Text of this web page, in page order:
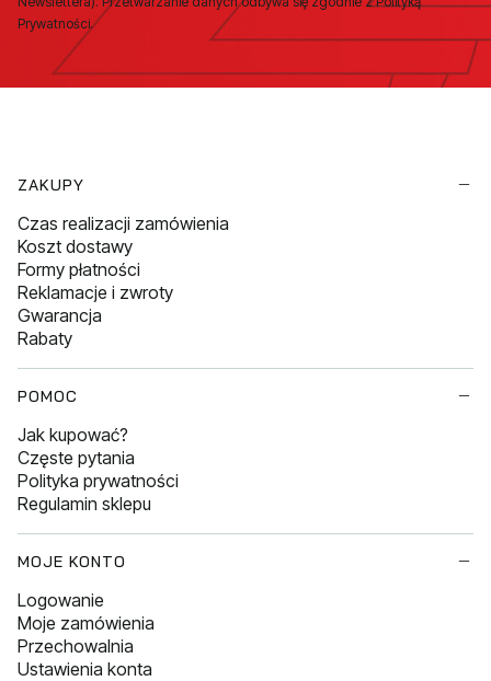
Prywatności.
ZAKUPY
Czas realizacji zamówienia
Koszt dostawy
Formy płatności
Reklamacje i zwroty
Gwarancja
Rabaty
POMOC
Jak kupować?
Częste pytania
Polityka prywatności
Regulamin sklepu
MOJE KONTO
Logowanie
Moje zamówienia
Przechowalnia
Ustawienia konta